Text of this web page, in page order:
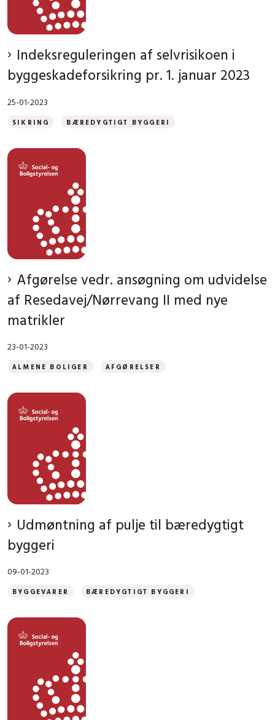
Indeksreguleringen af selvrisikoen i
byggeskadeforsikring pr. 1. januar 2023
25-01-2023
SIKRING BÆREDYGTIGT BYGGERI
Afgørelse vedr. ansøgning om udvidelse
af Resedavej/Nørrevang II med nye
matrikler
23-01-2023
ALMENE BOLIGER AFGØRELSER
Udmøntning af pulje til bæredygtigt
byggeri
09-01-2023
BYGGEVARER BÆREDYGTIGT BYGGERI